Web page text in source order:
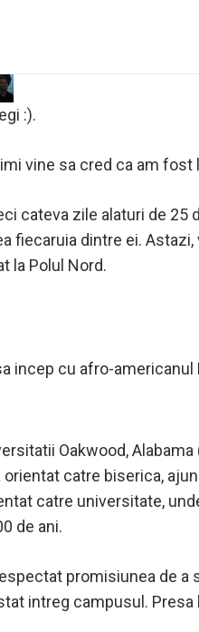
Aventura Polului Nord s-
:).
vine sa cred ca am
cateva zile alaturi de 25
fiecaruia dintre ei.
la Polul Nord.
incep cu afro-americanul
Oakwood,
catre biserica,
catre universitate,
de ani.
promisiunea de a
intreg campusul.